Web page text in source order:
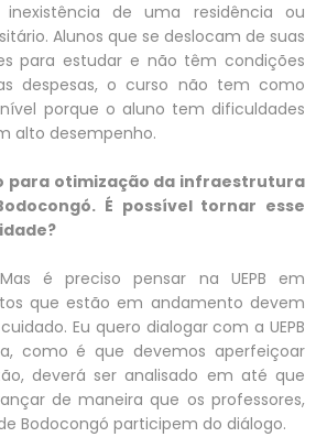
de uma residência ou
Alunos que se deslocam de suas
para estudar e não têm condições
despesas, o curso não tem como
porque o aluno tem dificuldades
alto desempenho.
para otimização da infraestrutura
É possível tornar esse
é preciso pensar na UEPB em
que estão em andamento devem
Eu quero dialogar com a UEPB
como é que devemos aperfeiçoar
deverá ser analisado em até que
de maneira que os professores,
Bodocongó participem do diálogo.